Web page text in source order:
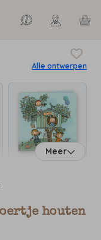
Alle ontwerpen
Meer
houten